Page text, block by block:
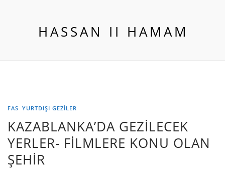
HASSAN II HAMAM
FAS YURTDIŞI GEZILER
KAZABLANKA’DA GEZİLECEK
YERLER- FİLMLERE KONU OLAN
ŞEHİR